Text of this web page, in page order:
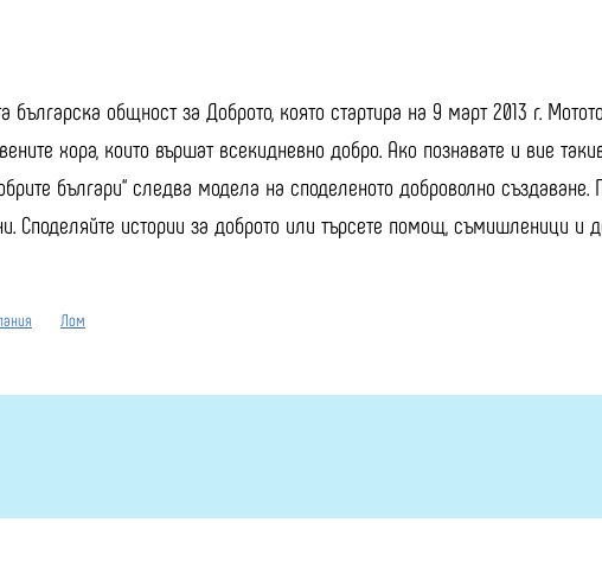
българска общност за Доброто, която стартира на 9 март 2013 г.
хора, които вършат всекидневно добро. Ако познавате и вие
българи“ следва модела на споделеното доброволно
Споделяйте истории за доброто или търсете помощ, съмишленици и
Лом